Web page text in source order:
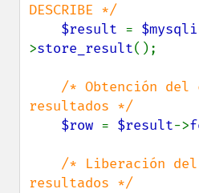
DESCRIBE */
$result = $mysqli
>store_result();
/* Obtención del
resultados */
$row = $result->
/* Liberación del
resultados */